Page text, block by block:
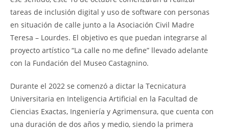
tareas de inclusión digital y uso de software con personas
en situación de calle junto a la Asociación Civil Madre
Teresa – Lourdes. El objetivo es que puedan integrarse al
proyecto artístico “La calle no me define” llevado adelante
con la Fundación del Museo Castagnino.
Durante el 2022 se comenzó a dictar la Tecnicatura
Universitaria en Inteligencia Artificial en la Facultad de
Ciencias Exactas, Ingeniería y Agrimensura, que cuenta con
una duración de dos años y medio, siendo la primera